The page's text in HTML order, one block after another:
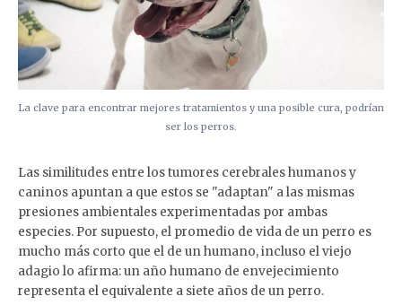
La clave para encontrar mejores tratamientos y una posible cura, podrían
ser los perros.
Las similitudes entre los tumores cerebrales humanos y
caninos apuntan a que estos se "adaptan" a las mismas
presiones ambientales experimentadas por ambas
especies. Por supuesto, el promedio de vida de un perro es
mucho más corto que el de un humano, incluso el viejo
adagio lo afirma: un año humano de envejecimiento
representa el equivalente a siete años de un perro.